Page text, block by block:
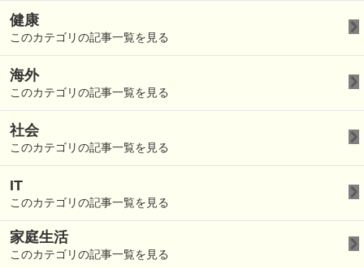
健康
このカテゴリの記事一覧を見る
海外
このカテゴリの記事一覧を見る
社会
このカテゴリの記事一覧を見る
IT
このカテゴリの記事一覧を見る
家庭生活
このカテゴリの記事一覧を見る